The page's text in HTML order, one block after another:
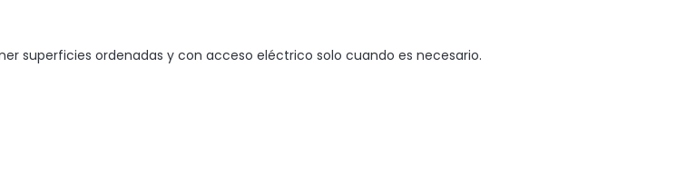
superficies ordenadas y con acceso eléctrico solo cuando es necesario.